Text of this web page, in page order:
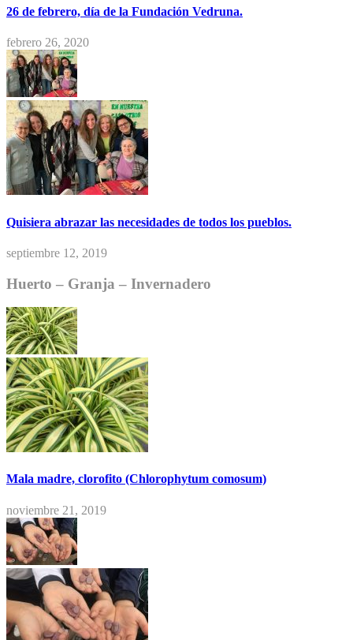
26 de febrero, día de la Fundación Vedruna.
febrero 26, 2020
Quisiera abrazar las necesidades de todos los pueblos.
septiembre 12, 2019
Huerto – Granja – Invernadero
Mala madre, clorofito (Chlorophytum comosum)
noviembre 21, 2019